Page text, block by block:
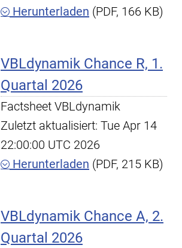
Herunterladen (PDF, 166 KB)
VBLdynamik Chance R, 1.
Quartal 2026
Factsheet VBLdynamik
Zuletzt aktualisiert: Tue Apr 14
22:00:00 UTC 2026
Herunterladen (PDF, 215 KB)
VBLdynamik Chance A, 2.
Quartal 2026